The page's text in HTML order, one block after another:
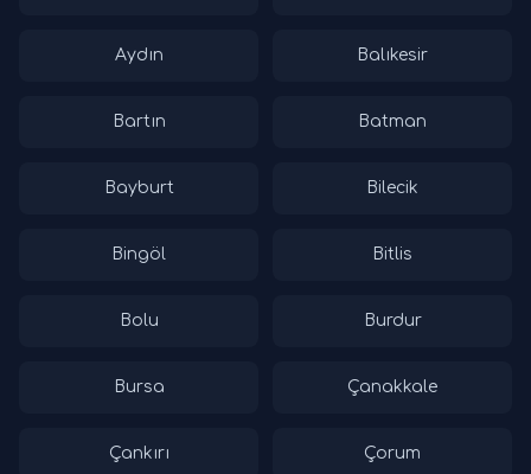
Aydın Balıkesir
Bartın Batman
Bayburt Bilecik
Bingöl Bitlis
Bolu Burdur
Bursa Çanakkale
Çankırı Çorum